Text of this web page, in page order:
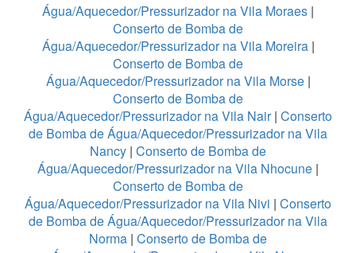
Água/Aquecedor/Pressurizador na Vila Moraes |
Conserto de Bomba de
Água/Aquecedor/Pressurizador na Vila Moreira|
Conserto de Bomba de
Água/Aquecedor/Pressurizador na Vila Morse|
Conserto de Bomba de
Água/Aquecedor/Pressurizador na Vila Nair| Conserto
de Bomba de Água/Aquecedor/Pressurizador na Vila
Nancy | Conserto de Bomba de
Água/Aquecedor/Pressurizador na Vila Nhocune |
Conserto de Bomba de
Água/Aquecedor/Pressurizador na Vila Nivi | Conserto
de Bomba de Água/Aquecedor/Pressurizador na Vila
Norma | Conserto de Bomba de